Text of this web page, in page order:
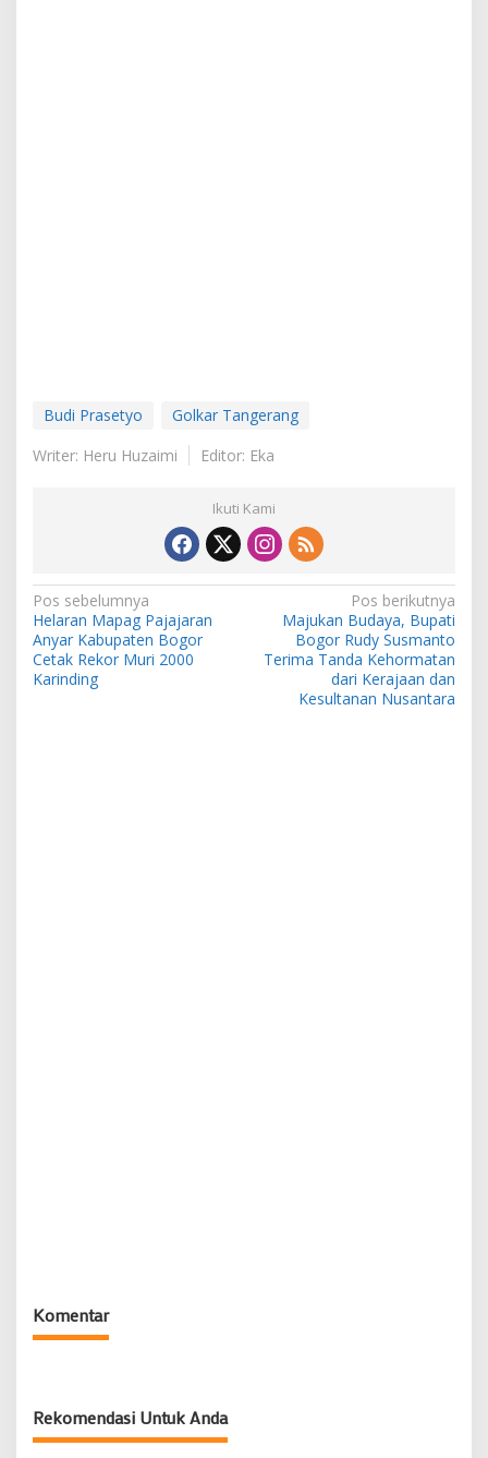
Budi Prasetyo
Golkar Tangerang
Writer: Heru Huzaimi
Editor: Eka
Ikuti Kami
Navigasi
pos
Pos sebelumnya
Helaran Mapag Pajajaran
Anyar Kabupaten Bogor
Cetak Rekor Muri 2000
Karinding
Pos berikutnya
Majukan Budaya, Bupati
Bogor Rudy Susmanto
Terima Tanda Kehormatan
dari Kerajaan dan
Kesultanan Nusantara
Komentar
Rekomendasi Untuk Anda